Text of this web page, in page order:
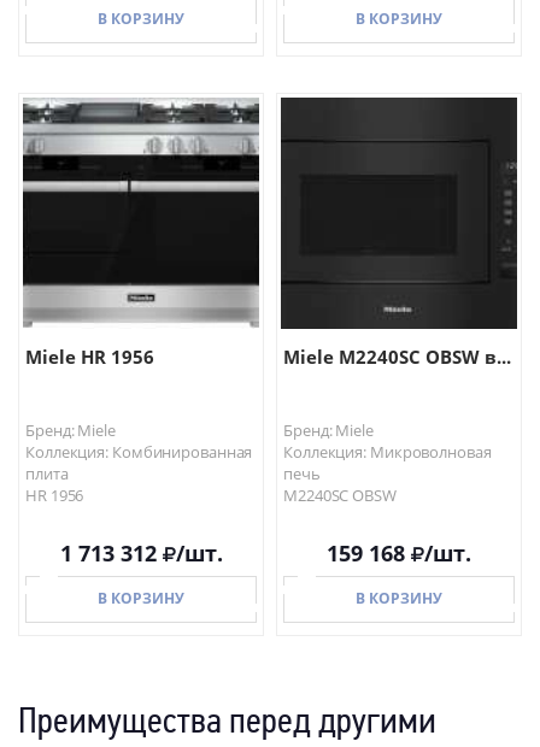
В КОРЗИНУ
В КОРЗИНУ
В КОРЗИНУ
Miele HR 1956
Бренд: Miele
Коллекция: Комбинированная
плита
HR 1956
1 713 312 /шт.
В КОРЗИНУ
В КОРЗИНУ
Miele M2240SC OBSW в...
Бренд: Miele
Коллекция: Микроволновая
печь
M2240SC OBSW
159 168 /шт.
В КОРЗИНУ
В КОРЗИНУ
Преимущества перед другими